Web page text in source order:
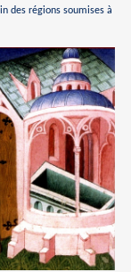
des régions soumises à